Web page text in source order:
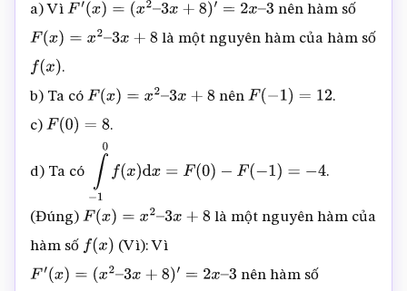
a) Vì F x)= (x2 –3 +8)′ = x– nên hàm số
F (x)= x2 –3 +8 là một nguyên hàm của hàm số
f( x)
.
b) Ta có F (x)= x2 –3 +8 nên F (− )=
.
c) F (0)= .
d) Ta có − 0 f(x)dx=F 0 −F 1) = 4 .
(Đúng) F (x)= x2 –3 +8
là một nguyên hàm của
hàm số f( x) (Vì): Vì
F x)= (x2 –3 +8)′ = x– nên hàm số